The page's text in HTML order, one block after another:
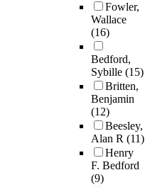
Fowler,
Wallace
(16)
Bedford,
Sybille (15)
Britten,
Benjamin
(12)
Beesley,
Alan R (11)
Henry
F. Bedford
(9)